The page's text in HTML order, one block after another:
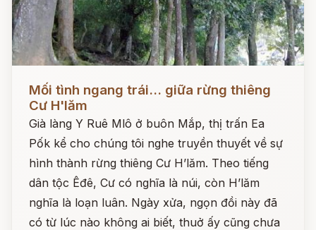
Đọc ngay
Mối tình ngang trái... giữa rừng thiêng
Cư H'lăm
Già làng Y Ruê Mlô ở buôn Mắp, thị trấn Ea
Pốk kể cho chúng tôi nghe truyền thuyết về sự
hình thành rừng thiêng Cư H’lăm. Theo tiếng
dân tộc Êđê, Cư có nghĩa là núi, còn H’lăm
nghĩa là loạn luân. Ngày xửa, ngọn đồi này đã
có từ lúc nào không ai biết, thuở ấy cũng chưa